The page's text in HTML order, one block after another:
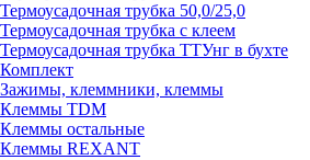
Термоусадочная трубка 50,0/25,0
Термоусадочная трубка с клеем
Термоусадочная трубка ТТУнг в бухте
Комплект
Зажимы, клеммники, клеммы
Клеммы TDM
Клеммы остальные
Клеммы REXANT